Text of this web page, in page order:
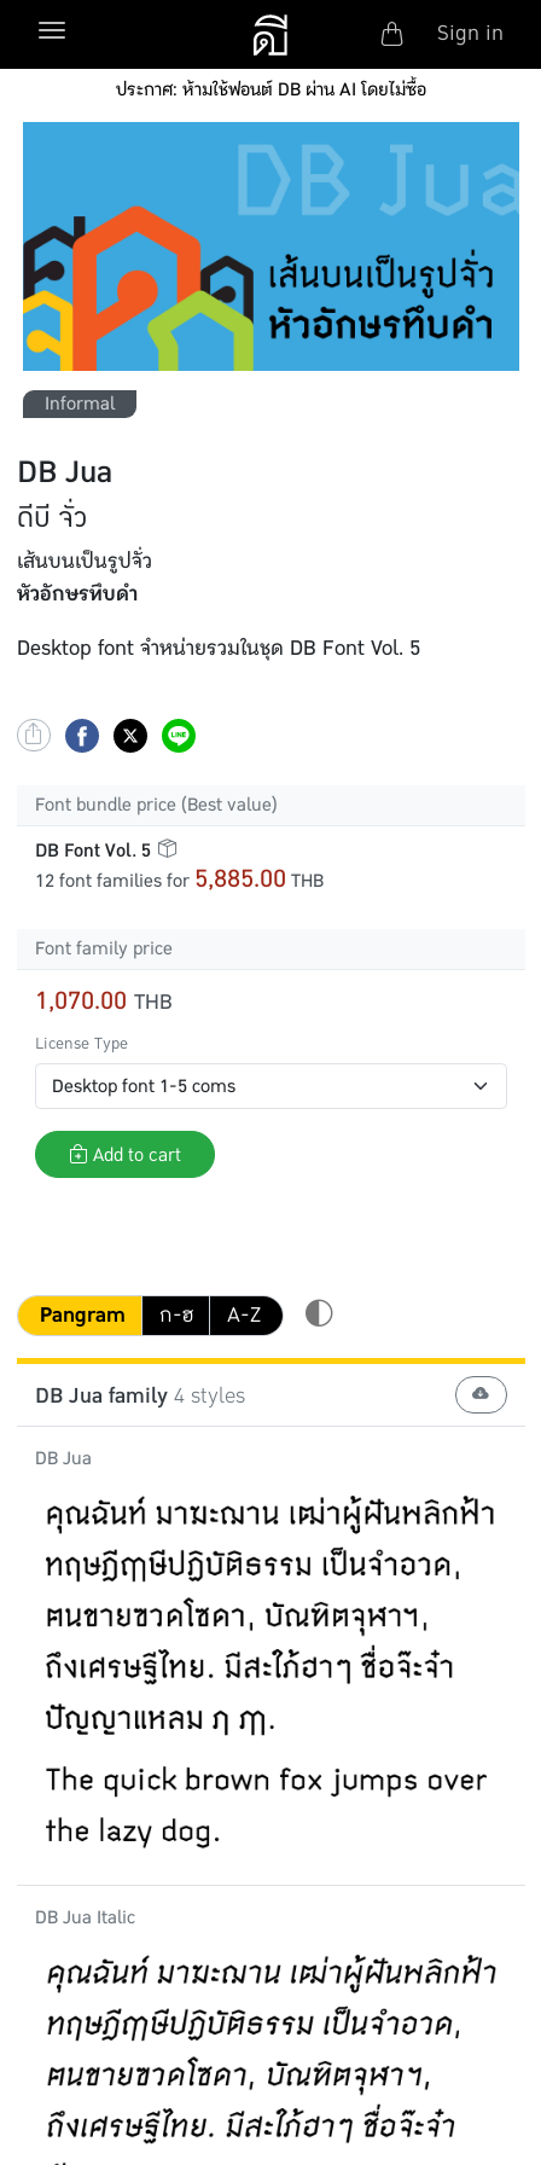
Skip to main content
Toggle navigation Sign in
ประกาศ: ห้ามใช้ฟอนต์ DB ผ่าน AI โดยไม่ซื้อ
Informal
DB Jua
ดีบี จั่ว
เส้นบนเป็นรูปจั่ว
หัวอักษรทึบดำ
Desktop font จำหน่ายรวมในชุด DB Font Vol. 5
Font bundle price (Best value)
DB Font Vol. 5
12 font families for 5,885.00 THB
Font family price
1,070.00 THB
License Type
Add to cart
Pangram ก-ฮ A-Z
DB Jua family4 styles
DB Jua
DB Jua Italic